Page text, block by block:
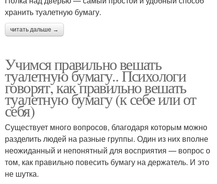
хранить туалетную бумагу.
читать дальше →
Учимся правильно вешать
туалетную бумагу.. Психологи
говорят, как правильно вешать
туалетную бумагу (к себе или от
себя)
Существует много вопросов, благодаря которым можно
разделить людей на разные группы. Один из них вполне
неожиданный и непонятный для восприятия — вопрос о
том, как правильно повесить бумагу на держатель. И это
не шутка.